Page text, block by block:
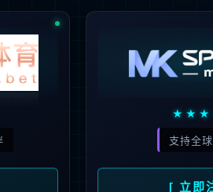
抱歉，页面无法
可能原因：网址有错误 >请检